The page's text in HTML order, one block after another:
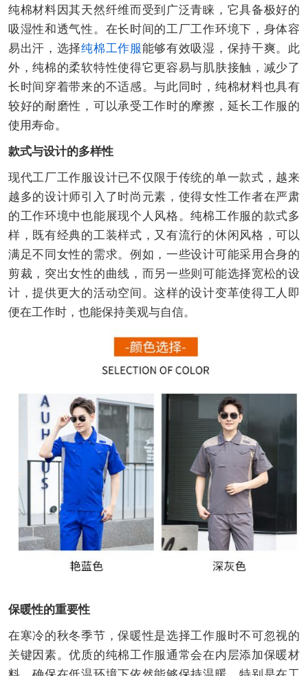
纯棉材料因其天然纤维而受到广泛青睐，它具备极好的
吸湿性和透气性。在长时间的工厂工作环境下，身体容
易出汗，选择纯棉工作服能够有效吸湿，保持干爽。此
外，纯棉的柔软特性使得它更容易与肌肤接触，减少了
长时间穿着带来的不适感。与此同时，纯棉材料也具有
较好的耐磨性，可以承受工作时的摩擦，延长工作服的
使用寿命。
款式与设计的多样性
现代工厂工作服设计已不仅限于传统的单一款式，越来
越多的设计师引入了时尚元素，使得女性工作者在严肃
的工作环境中也能展现个人风格。纯棉工作服的款式多
样，既有经典的工装样式，又有流行的休闲风格，可以
满足不同女性的需求。例如，一些设计可能采用合身的
剪裁，突出女性的曲线，而另一些则可能选择宽松的设
计，提供更大的活动空间。这样的设计变革使得工人即
便在工作时，也能保持美观与自信。
保暖性的重要性
在寒冷的秋冬季节，保暖性是选择工作服时不可忽视的
关键因素。优质的纯棉工作服通常会在内层添加保暖材